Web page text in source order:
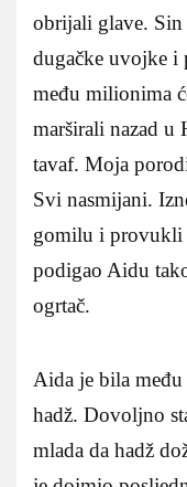
obrijali glave. Sin
dugačke uvojke i
među milionima
marširali nazad u
tavaf. Moja
Svi nasmijani.
gomilu i provukli
podigao Aidu
ogrtač.
Aida je bila
hadž. Dovoljno
mlada da hadž